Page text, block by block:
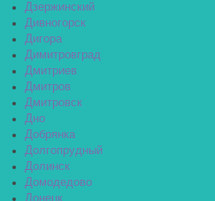
Дзержинский
Дивногорск
Дигора
Димитровград
Дмитриев
Дмитров
Дмитровск
Дно
Добрянка
Долгопрудный
Долинск
Домодедово
Донецк